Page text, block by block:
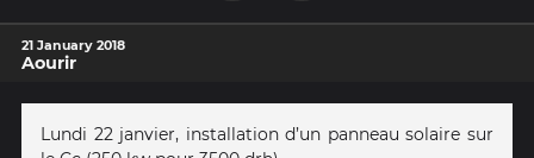
21 January 2018
Aourir
Lundi 22 janvier, installation d’un panneau solaire sur